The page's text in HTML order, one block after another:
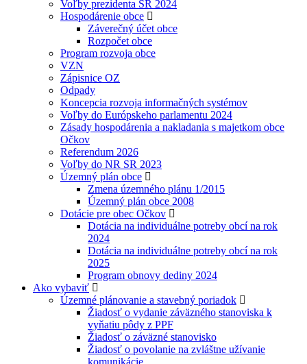
Voľby prezidenta SR 2024
Hospodárenie obce
Záverečný účet obce
Rozpočet obce
Program rozvoja obce
VZN
Zápisnice OZ
Odpady
Koncepcia rozvoja informačných systémov
Voľby do Európskeho parlamentu 2024
Zásady hospodárenia a nakladania s majetkom obce
Očkov
Referendum 2026
Voľby do NR SR 2023
Územný plán obce
Zmena územného plánu 1/2015
Územný plán obce 2008
Dotácie pre obec Očkov
Dotácia na individuálne potreby obcí na rok
2024
Dotácia na individuálne potreby obcí na rok
2025
Program obnovy dediny 2024
Ako vybaviť
Územné plánovanie a stavebný poriadok
Žiadosť o vydanie záväzného stanoviska k
vyňatiu pôdy z PPF
Žiadosť o záväzné stanovisko
Žiadosť o povolanie na zvláštne užívanie
komunikácie